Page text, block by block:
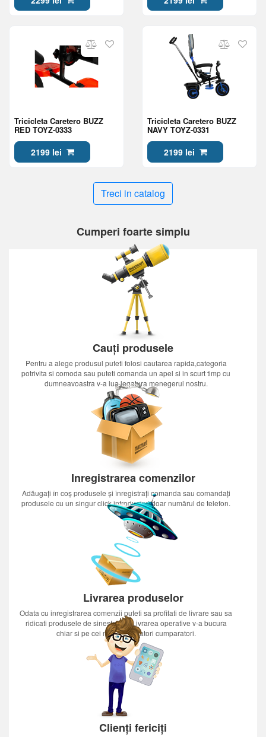
Tricicleta Caretero BUZZ
RED TOYZ-0333
2199 lei
Tricicleta Caretero BUZZ
NAVY TOYZ-0331
2199 lei
Treci in catalog
Cumperi foarte simplu
Cauți produsele
Pentru a alege produsul puteti folosi cautarea rapida,categoria
potrivita si comoda sau puteti comanda un apel si in scurt timp cu
dumneavoastra v-a lua legatura menegerul nostru.
Inregistrarea comenzilor
Adăugați în coș produsele și înregistrați comanda sau comandați
produsele cu un singur click introducînd doar numărul de telefon.
Livrarea produselor
Odata cu inregistrarea comenzii puteti sa profitati de livrare sau sa
ridicati produsele de sinestatator.Livrarea operative v-a bucura
chiar si pe cei mai nerabdatori cumparatori.
Clienți fericiți